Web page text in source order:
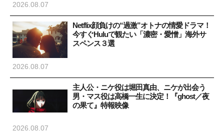
2026.08.07
Netflix顔負けの“過激”オトナの情愛ドラマ！
今すぐHuluで観たい「濃密・愛憎」海外サ
スペンス３選
2026.08.07
主人公・ニケ役は堀田真由、ニケが出会う
男・マス役は高橋一生に決定！『ghost／夜
の果て』特報映像
2026.08.07